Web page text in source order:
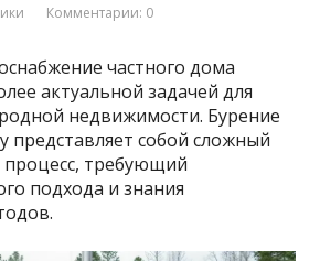
Комментарии: 0
частного дома
актуальной задачей для
недвижимости. Бурение
представляет собой сложный
процесс, требующий
подхода и знания